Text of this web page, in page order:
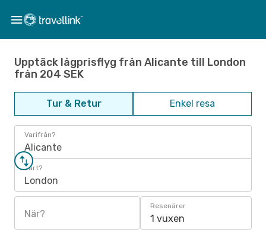
Upptäck lågprisflyg från Alicante till London
från 204 SEK
Tur & Retur Enkel resa
Varifrån?
Alicante
Vart?
London
När?
Resenärer
1 vuxen